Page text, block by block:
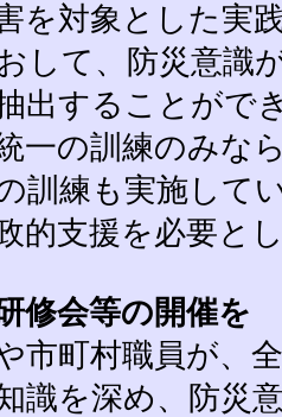
を対象とした実
して、防災意識
出することがで
一の訓練のみな
訓練も実施して
的支援を必要と
修会等の開催を
市町村職員が、
識を深め、防災